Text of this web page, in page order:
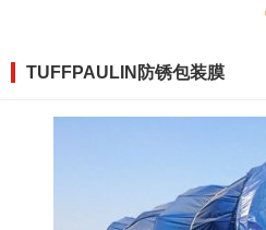
TUFFPAULIN防锈包装膜